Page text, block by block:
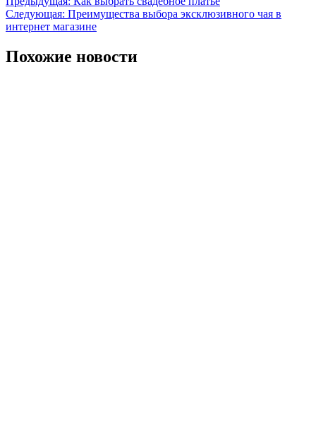
Следующая: Преимущества выбора эксклюзивного чая в
интернет магазине
Похожие новости